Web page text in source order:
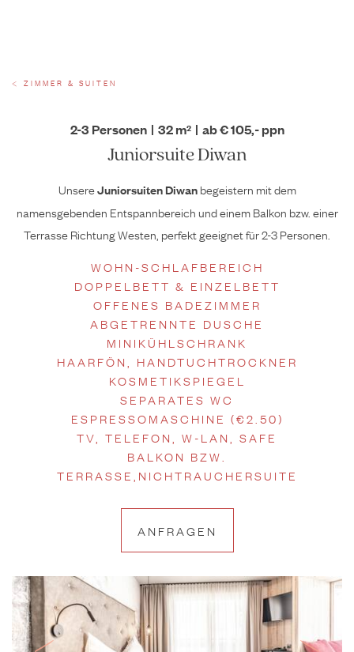
ZIMMER & SUITEN
2-3 Personen | 32 m² | ab € 105,- ppn
Juniorsuite Diwan
UnsereJuniorsuiten Diwanbegeistern mit dem
namensgebenden Entspannbereich und einem Balkon bzw. einer
Terrasse Richtung Westen, perfekt geeignet für 2-3 Personen.
WOHN-SCHLAFBEREICH
DOPPELBETT & EINZELBETT
OFFENES BADEZIMMER
ABGETRENNTE DUSCHE
MINIKÜHLSCHRANK
HAARFÖN, HANDTUCHTROCKNER
KOSMETIKSPIEGEL
SEPARATES WC
ESPRESSOMASCHINE (€2.50)
TV, TELEFON, W-LAN, SAFE
BALKON BZW.
TERRASSE,NICHTRAUCHERSUITE
ANFRAGEN